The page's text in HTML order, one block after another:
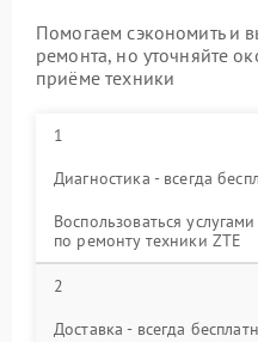
Помогаем сэкономить и
ремонта, но уточняйте
приёме техники
1
Диагностика - всегда
Воспользоваться
по ремонту техники ZTE
2
Доставка - всегда